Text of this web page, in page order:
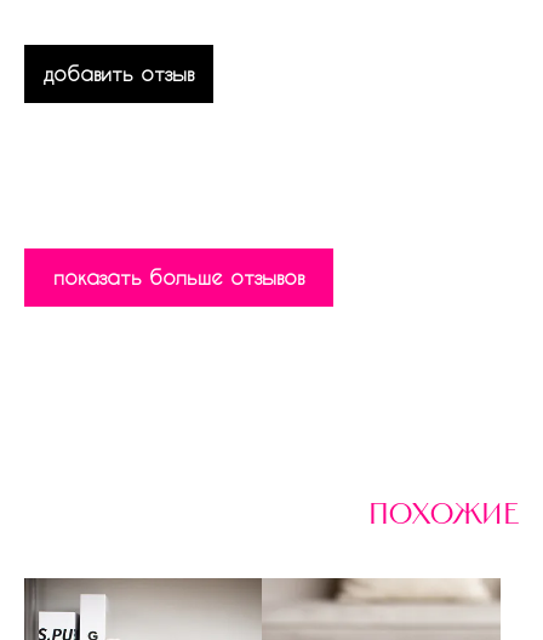
добавить отзыв
показать больше отзывов
похожие